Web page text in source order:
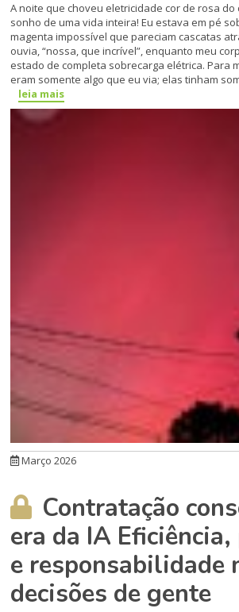
A noite que choveu eletricidade cor de rosa do
sonho de uma vida inteira! Eu estava em pé
magenta impossível que pareciam cascatas
ouvia, “nossa, que incrível”, enquanto meu
estado de completa sobrecarga elétrica. Para
eram somente algo que eu via; elas tinham
leia mais
Março 2026
Contratação
era da IA Eficiência,
e responsabilidade
decisões de gente